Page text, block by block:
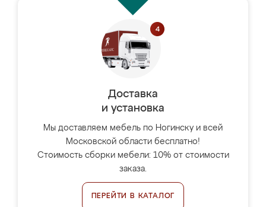
Доставка
и установка
Мы доставляем мебель по Ногинску и всей
Московской области бесплатно!
Стоимость сборки мебели: 10% от стоимости
заказа.
ПЕРЕЙТИ В КАТАЛОГ